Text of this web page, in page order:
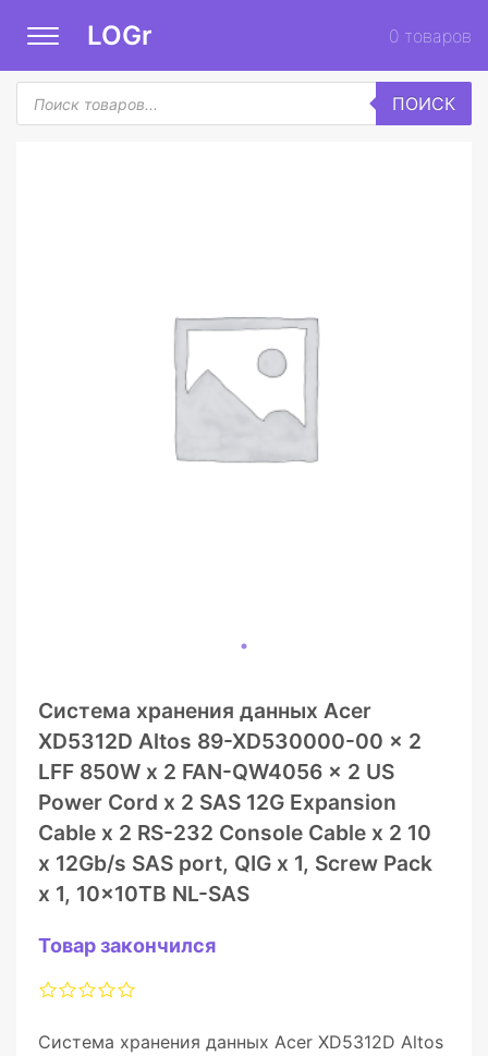
LOGr 0 товаров
Поиск
товаров
ПОИСК
Система хранения данных Acer
XD5312D Altos 89-XD530000-00 x 2
LFF 850W x 2 FAN-QW4056 x 2 US
Power Cord x 2 SAS 12G Expansion
Cable x 2 RS-232 Console Cable x 2 10
x 12Gb/s SAS port, QIG x 1, Screw Pack
x 1, 10x10TB NL-SAS
Товар закончился
Система хранения данных Acer XD5312D Altos